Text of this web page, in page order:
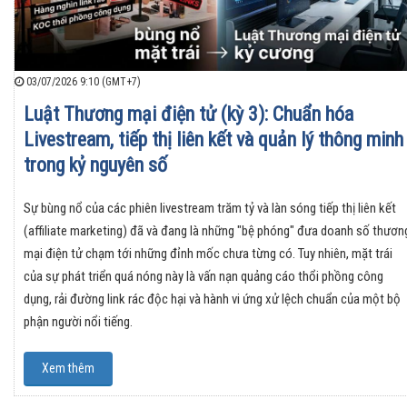
03/07/2026 9:10 (GMT+7)
Luật Thương mại điện tử (kỳ 3): Chuẩn hóa
Livestream, tiếp thị liên kết và quản lý thông minh
trong kỷ nguyên số
Sự bùng nổ của các phiên livestream trăm tỷ và làn sóng tiếp thị liên kết
(affiliate marketing) đã và đang là những "bệ phóng" đưa doanh số
mại điện tử chạm tới những đỉnh mốc chưa từng có. Tuy nhiên, mặt trái
của sự phát triển quá nóng này là vấn nạn quảng cáo thổi phồng công
dụng, rải đường link rác độc hại và hành vi ứng xử lệch chuẩn của một bộ
phận người nổi tiếng.
Xem thêm